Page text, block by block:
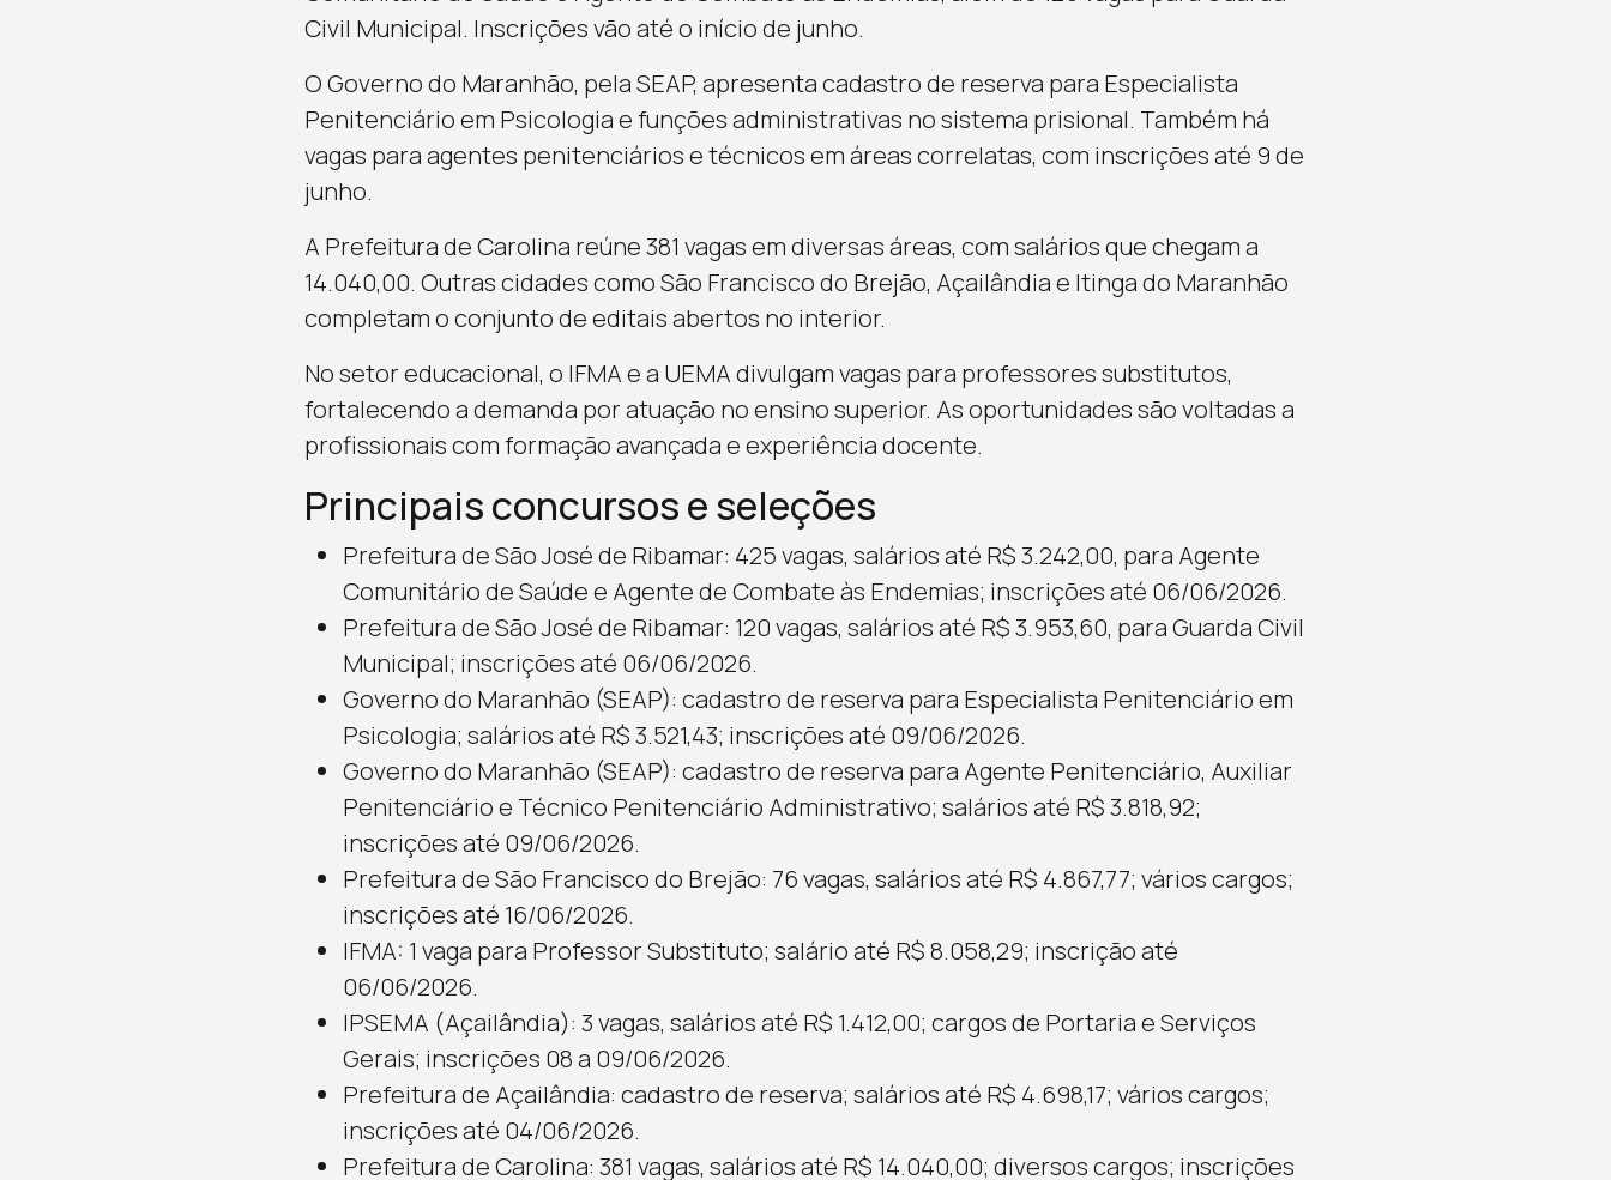
Civil Municipal. Inscrições vão até o início de junho.
O Governo do Maranhão, pela SEAP, apresenta cadastro de reserva para Especialista
Penitenciário em Psicologia e funções administrativas no sistema prisional. Também há
vagas para agentes penitenciários e técnicos em áreas correlatas, com inscrições até 9 de
junho.
A Prefeitura de Carolina reúne 381 vagas em diversas áreas, com salários que chegam a
14.040,00. Outras cidades como São Francisco do Brejão, Açailândia e Itinga do Maranhão
completam o conjunto de editais abertos no interior.
No setor educacional, o IFMA e a UEMA divulgam vagas para professores substitutos,
fortalecendo a demanda por atuação no ensino superior. As oportunidades são voltadas a
profissionais com formação avançada e experiência docente.
Principais concursos e seleções
Prefeitura de São José de Ribamar: 425 vagas, salários até R$ 3.242,00, para Agente
Comunitário de Saúde e Agente de Combate às Endemias; inscrições até 06/06/2026.
Prefeitura de São José de Ribamar: 120 vagas, salários até R$ 3.953,60, para Guarda Civil
Municipal; inscrições até 06/06/2026.
Governo do Maranhão (SEAP): cadastro de reserva para Especialista Penitenciário em
Psicologia; salários até R$ 3.521,43; inscrições até 09/06/2026.
Governo do Maranhão (SEAP): cadastro de reserva para Agente Penitenciário, Auxiliar
Penitenciário e Técnico Penitenciário Administrativo; salários até R$ 3.818,92;
inscrições até 09/06/2026.
Prefeitura de São Francisco do Brejão: 76 vagas, salários até R$ 4.867,77; vários cargos;
inscrições até 16/06/2026.
IFMA: 1 vaga para Professor Substituto; salário até R$ 8.058,29; inscrição até
06/06/2026.
IPSEMA (Açailândia): 3 vagas, salários até R$ 1.412,00; cargos de Portaria e Serviços
Gerais; inscrições 08 a 09/06/2026.
Prefeitura de Açailândia: cadastro de reserva; salários até R$ 4.698,17; vários cargos;
inscrições até 04/06/2026.
Prefeitura de Carolina: 381 vagas, salários até R$ 14.040,00; diversos cargos; inscrições